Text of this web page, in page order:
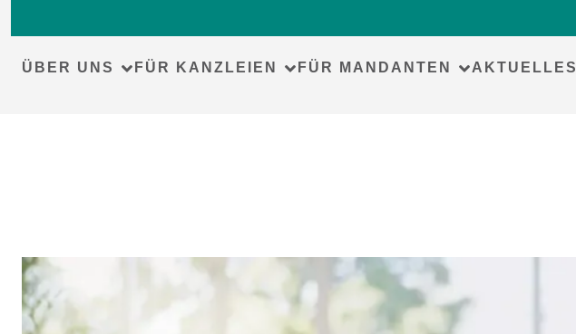
ÜBER UNS FÜR KANZLEIEN FÜR MANDANTEN AKTUELLES